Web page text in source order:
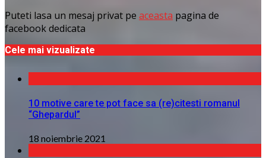
Puteti lasa un mesaj privat pe aceasta pagina de
facebook dedicata
Cele mai vizualizate
10 motive care te pot face sa (re)citesti romanul
“Ghepardul”
18 noiembrie 2021